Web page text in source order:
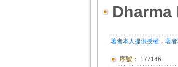
著者本人提供授權． 著者
序號： 177146